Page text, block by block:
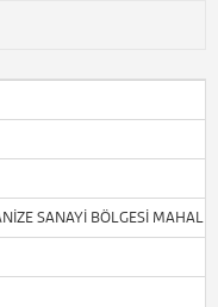
SANAYİ BÖLGESİ